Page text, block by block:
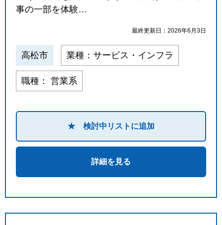
事の一部を体験…
最終更新日：2026年6月3日
高松市 業種：サービス・インフラ
職種： 営業系
★ 検討中リストに追加
詳細を見る